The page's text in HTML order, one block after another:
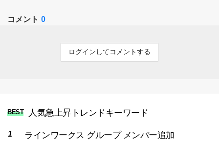
コメント 0
ログインしてコメントする
BEST 人気急上昇トレンドキーワード
ラインワークス グループ メンバー追加